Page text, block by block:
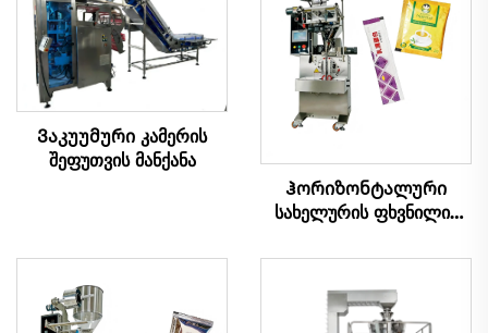
Ვაკუუმური კამერის
შეფუთვის მანქანა
Ჰორიზონტალური
სახელურის ფხვნილის